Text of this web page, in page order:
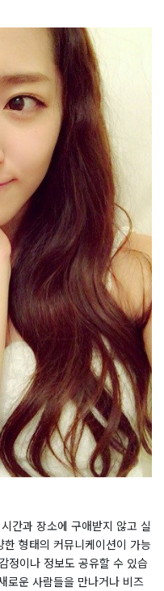
간과 장소에 구애받지 않고 실
형태의 커뮤니케이션이 가능
정이나 정보도 공유할 수 있습
로운 사람들을 만나거나 비즈